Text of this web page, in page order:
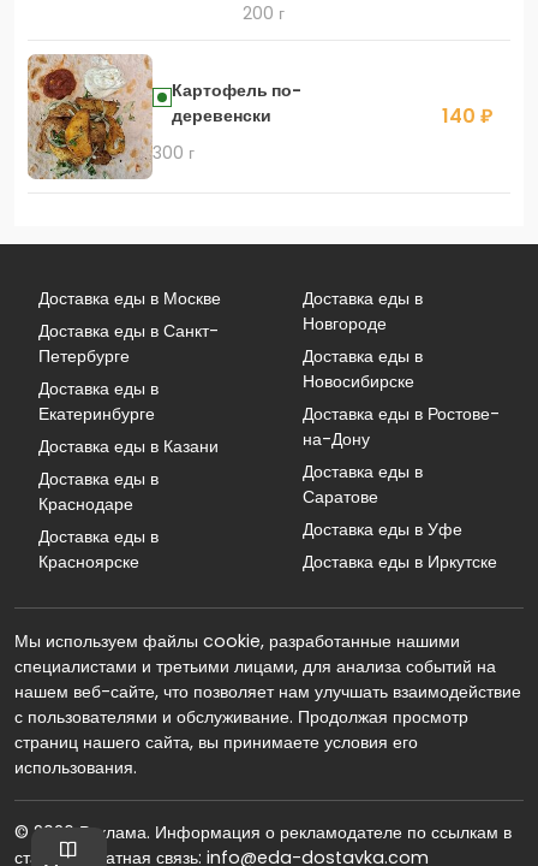
200 г
Картофель по-
деревенски
300 г
140 ₽
Доставка еды в Москве
Доставка еды в Санкт-
Петербурге
Доставка еды в
Екатеринбурге
Доставка еды в Казани
Доставка еды в
Краснодаре
Доставка еды в
Красноярске
Доставка еды в
Новгороде
Доставка еды в
Новосибирске
Доставка еды в Ростове-
на-Дону
Доставка еды в
Саратове
Доставка еды в Уфе
Доставка еды в Иркутске
Мы используем файлы cookie, разработанные нашими
специалистами и третьими лицами, для анализа событий на
нашем веб-сайте, что позволяет нам улучшать взаимодействие
с пользователями и обслуживание. Продолжая просмотр
страниц нашего сайта, вы принимаете условия его
использования.
© 2026 Реклама. Информация о рекламодателе по ссылкам в
статье. Обратная связь: info@eda-dostavka.com